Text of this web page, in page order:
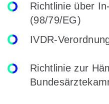
Richtlinie über
(98/79/EG)
IVDR-
Richtlinie zur